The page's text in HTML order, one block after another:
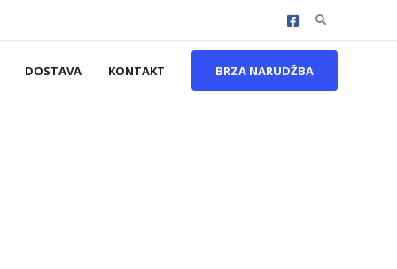
Search
for:
DOSTAVA KONTAKT BRZA NARUDŽBA